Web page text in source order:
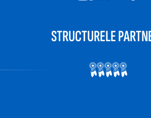
STRUCTURELE